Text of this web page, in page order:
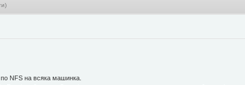
NFS на всяка машинка.